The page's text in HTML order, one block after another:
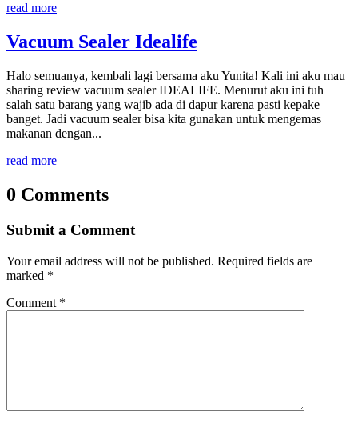
read more
Vacuum Sealer Idealife
Halo semuanya, kembali lagi bersama aku Yunita! Kali ini aku mau
sharing review vacuum sealer IDEALIFE. Menurut aku ini tuh
salah satu barang yang wajib ada di dapur karena pasti kepake
banget. Jadi vacuum sealer bisa kita gunakan untuk mengemas
makanan dengan...
read more
0 Comments
Submit a Comment
Your email address will not be published. Required fields are
marked *
Comment *